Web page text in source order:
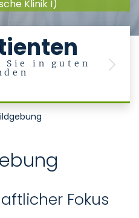
Klinik I)
Sie in guten
Next
und Internistische
Fokus